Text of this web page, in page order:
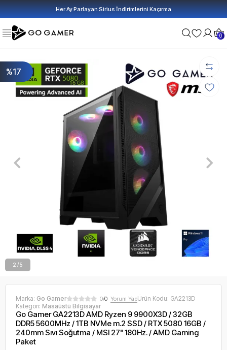
Her Ay Parlayan Sirius İndirimlerini Kaçırma
0
%17
2 / 5
Marka: Go Gamer 0/0 Yorum YapÜrün Kodu: GA2213D
Kategori: Masaüstü Bilgisayar
Go Gamer GA2213D AMD Ryzen 9 9900X3D / 32GB
DDR5 5600MHz / 1TB NVMe m.2 SSD / RTX 5080 16GB /
240mm Sıvı Soğutma / MSI 27" 180Hz. / AMD Gaming
Paket